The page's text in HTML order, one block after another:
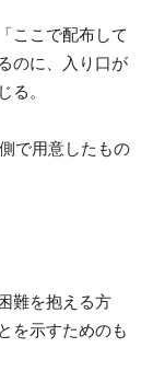
ここで配布して
のに、入り口が
。
で用意したもの
難を抱える方
を示すためのも